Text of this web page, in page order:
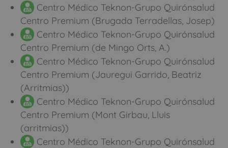
Centro Médico Teknon-Grupo Quirónsalud
Centro Premium (Brugada Terradellas, Josep)
Centro Médico Teknon-Grupo Quirónsalud
Centro Premium (de Mingo Orts, A.)
Centro Médico Teknon-Grupo Quirónsalud
Centro Premium (Jauregui Garrido, Beatriz
(Arritmias))
Centro Médico Teknon-Grupo Quirónsalud
Centro Premium (Mont Girbau, Lluis
(arritmias))
Centro Médico Teknon-Grupo Quirónsalud